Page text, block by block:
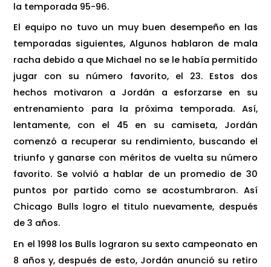
la temporada 95-96.
El equipo no tuvo un muy buen desempeño en las
temporadas siguientes, Algunos hablaron de mala
racha debido a que Michael no se le había permitido
jugar con su número favorito, el 23. Estos dos
hechos motivaron a Jordán a esforzarse en su
entrenamiento para la próxima temporada. Así,
lentamente, con el 45 en su camiseta, Jordán
comenzó a recuperar su rendimiento, buscando el
triunfo y ganarse con méritos de vuelta su número
favorito. Se volvió a hablar de un promedio de 30
puntos por partido como se acostumbraron. Así
Chicago Bulls logro el titulo nuevamente, después
de 3 años.
En el 1998 los Bulls lograron su sexto campeonato en
8 años y, después de esto, Jordán anunció su retiro